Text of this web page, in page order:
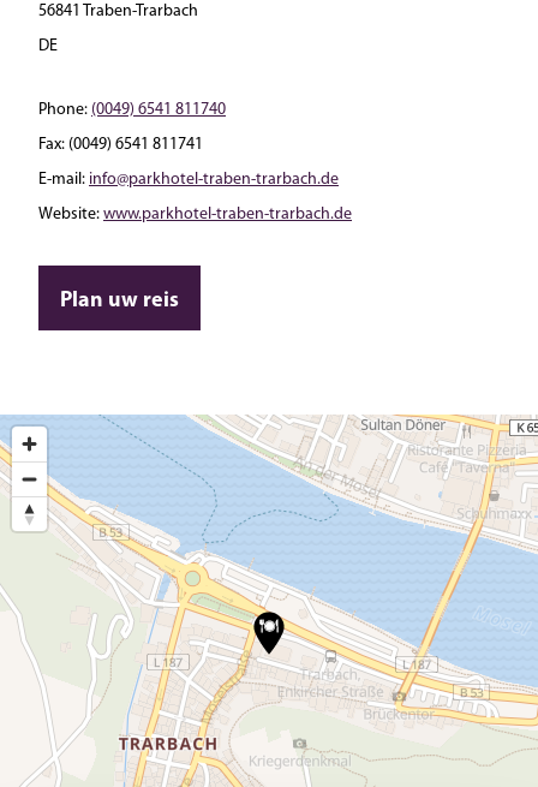
56841 Traben-Trarbach
DE
Phone: (0049) 6541 811740
Fax: (0049) 6541 811741
E-mail: info@parkhotel-traben-trarbach.de
Website: www.parkhotel-traben-trarbach.de
Plan uw reis